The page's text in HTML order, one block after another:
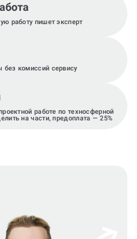
работу пишет эксперт
комиссий сервису
работе по техносферной
на части, предоплата — 25%